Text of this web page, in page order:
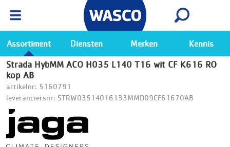
Ga naar de Wasco app
Bekijk
Assortiment Diensten Merken Kennis
Strada HybMM ACO H035 L140 T16 wit CF K616 RO
kop AB
artikelnr: 5160791
leveranciersnr: STRW03514016133MMD09CF61670AB